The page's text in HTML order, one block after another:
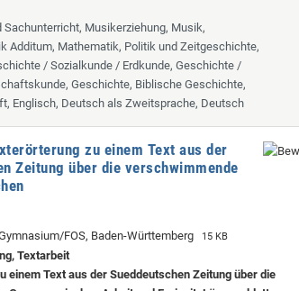
Musikerziehung, Musik,
Additum, Mathematik, Politik und Zeitgeschichte,
/ Sozialkunde / Erdkunde, Geschichte /
Geschichte, Biblische Geschichte,
Englisch, Deutsch als Zweitsprache, Deutsch
zu einem Text aus der
Zeitung über die verschwimmende
FOS, Baden-Württemberg 15 KB
Textarbeit
einem Text aus der Sueddeutschen Zeitung über die